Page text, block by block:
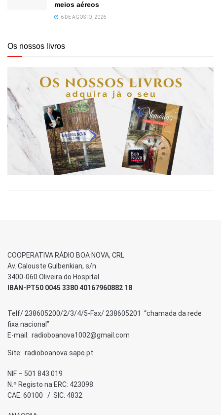
meios aéreos
6 DE AGOSTO, 2026
Os nossos livros
COOPERATIVA RÁDIO BOA NOVA, CRL
Av. Calouste Gulbenkian, s/n
3400-060 Oliveira do Hospital
IBAN-PT50 0045 3380 40167960882 18
Telf/ 238605200/2/3/4/5-Fax/ 238605201 “chamada da rede
fixa nacional”
E-mail: radioboanova1002@gmail.com
Site: radioboanova.sapo.pt
NIF – 501 843 019
N.º Registo na ERC: 423098
CAE: 60100 / SIC: 4832